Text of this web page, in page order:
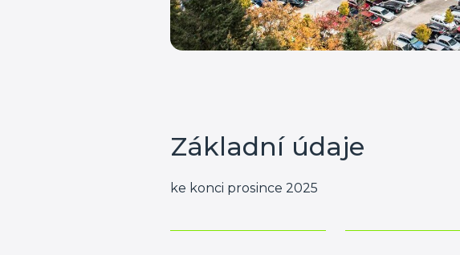
Základní údaje
ke konci prosince 2025